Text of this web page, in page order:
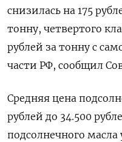
снизилась на 175
тонну, четвертого
рублей за тонну с
части РФ, сообщил
Средняя цена
рублей до 34.500
подсолнечного масла